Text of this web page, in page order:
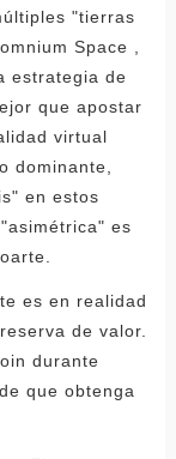
"tierras
Space ,
estrategia de
que apostar
virtual
dominante,
en estos
​​es
es en realidad
de valor.
durante
que obtenga